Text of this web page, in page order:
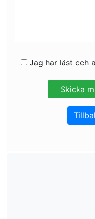
Jag har läst och